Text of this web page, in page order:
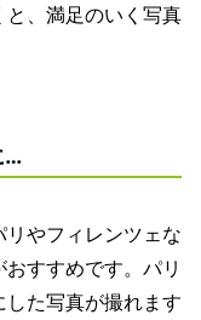
、満足のいく写真
…
やフィレンツェな
すすめです。パリ
た写真が撮れます